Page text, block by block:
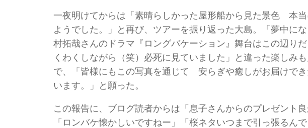
一夜明けてからは「素晴らしかった屋形船から見た景色 本
ようでした。」と再び、ツアーを振り返った大島。「夢中に
村拓哉さんのドラマ『ロングバケーション』舞台はこの辺り
くわくしながら（笑）必死に見ていました」と違った楽しみ
で、「皆様にもこの写真を通じて 安らぎや癒しがお届けで
います。」と願った。
この報告に、ブログ読者からは「息子さんからのプレゼント
「ロンバケ懐かしいですねー」「桜ネタいつまで引っ張るん